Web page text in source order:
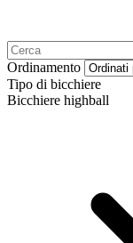
Ordinamento
Tipo di bicchiere
Bicchiere highball